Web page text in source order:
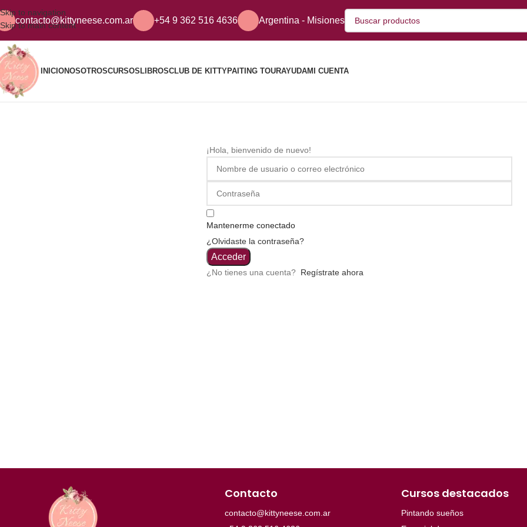
Skip to navigation
Skip to main content
contacto@kittyneese.com.ar +54 9 362 516 4636 Argentina - Misiones
INICIONOSOTROSCURSOS LIBROSCLUB DE KITTYPAITING TOURAYUDAMI CUENTA
¡Hola, bienvenido de nuevo!
Mantenerme conectado
¿Olvidaste la contraseña?
Acceder
¿No tienes una cuenta? Regístrate ahora
Contacto
contacto@kittyneese.com.ar
Cursos destacados
Pintando sueños